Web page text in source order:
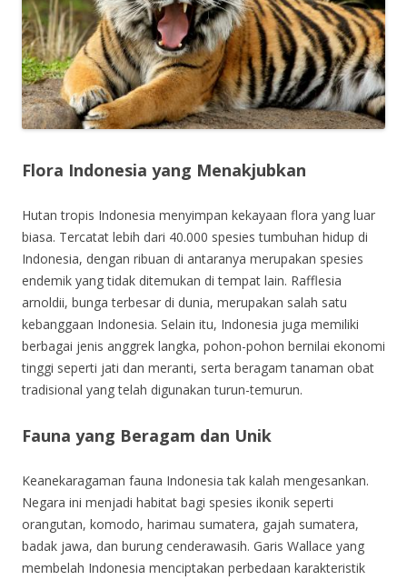
Flora Indonesia yang Menakjubkan
Hutan tropis Indonesia menyimpan kekayaan flora yang luar
biasa. Tercatat lebih dari 40.000 spesies tumbuhan hidup di
Indonesia, dengan ribuan di antaranya merupakan spesies
endemik yang tidak ditemukan di tempat lain. Rafflesia
arnoldii, bunga terbesar di dunia, merupakan salah satu
kebanggaan Indonesia. Selain itu, Indonesia juga memiliki
berbagai jenis anggrek langka, pohon-pohon bernilai ekonomi
tinggi seperti jati dan meranti, serta beragam tanaman obat
tradisional yang telah digunakan turun-temurun.
Fauna yang Beragam dan Unik
Keanekaragaman fauna Indonesia tak kalah mengesankan.
Negara ini menjadi habitat bagi spesies ikonik seperti
orangutan, komodo, harimau sumatera, gajah sumatera,
badak jawa, dan burung cenderawasih. Garis Wallace yang
membelah Indonesia menciptakan perbedaan karakteristik